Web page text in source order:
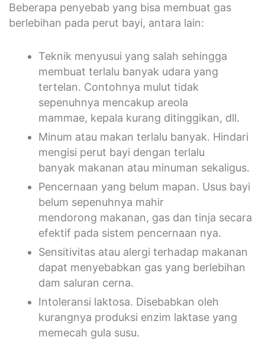
Beberapa penyebab yang bisa membuat gas
berlebihan pada perut bayi, antara lain:
Teknik menyusui yang salah sehingga
membuat terlalu banyak udara yang
tertelan. Contohnya mulut tidak
sepenuhnya mencakup areola
mammae, kepala kurang ditinggikan, dll.
Minum atau makan terlalu banyak. Hindari
mengisi perut bayi dengan terlalu
banyak makanan atau minuman sekaligus.
Pencernaan yang belum mapan. Usus bayi
belum sepenuhnya mahir
mendorong makanan, gas dan tinja secara
efektif pada sistem pencernaan nya.
Sensitivitas atau alergi terhadap makanan
dapat menyebabkan gas yang berlebihan
dam saluran cerna.
Intoleransi laktosa. Disebabkan oleh
kurangnya produksi enzim laktase yang
memecah gula susu.